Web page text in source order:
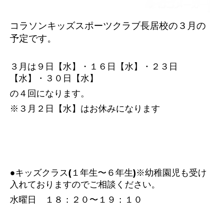
コラソンキッズスポーツクラブ長居校の３ 月の
予定です。
３月は９日【水】・１６日【水】・２３日
【水】・３０日【水】
の４回になります。
※３月２日【水】はお休みになります
●キッズクラス(１年生〜６年生)※幼稚園児も受け
入れておりますのでご相談ください。
水曜日 １８：２０〜１９：１０